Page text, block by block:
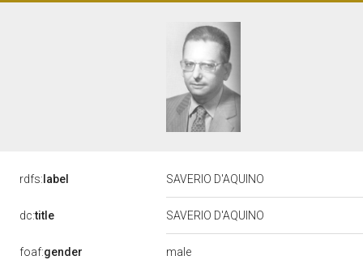
rdfs: label SAVERIO D'AQUINO
dc:title SAVERIO D'AQUINO
foaf:gender male